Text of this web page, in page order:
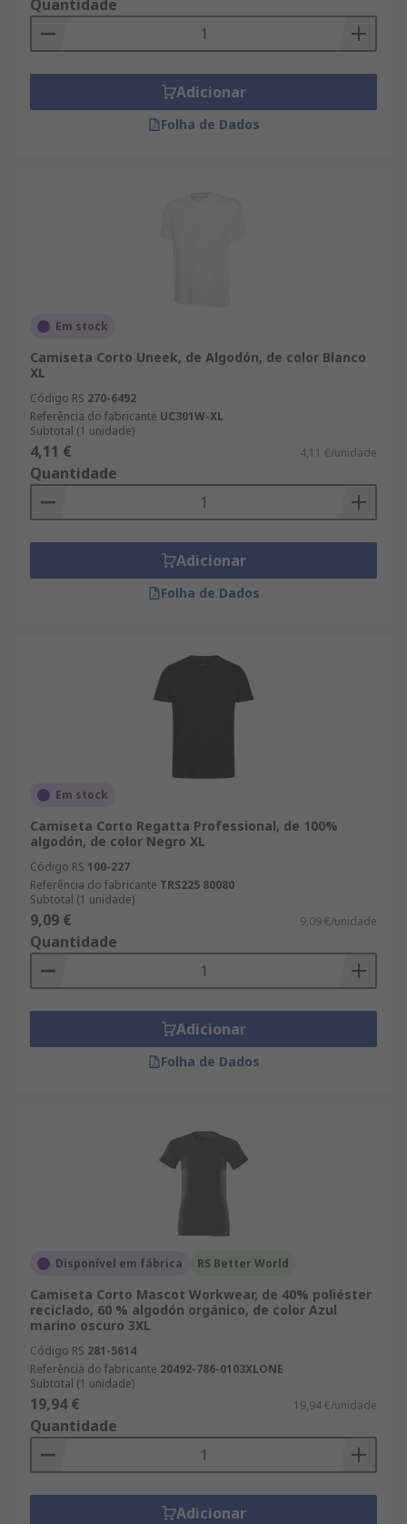
Quantidade
Adicionar
Folha de Dados
Em stock
Camiseta Corto Uneek, de Algodón, de color Blanco
XL
Código RS 270-6492
Referência do fabricante UC301W-XL
Subtotal (1 unidade)
4,11 € 4,11 €/unidade
Quantidade
Adicionar
Folha de Dados
Em stock
Camiseta Corto Regatta Professional, de 100%
algodón, de color Negro XL
Código RS 100-227
Referência do fabricante TRS225 80080
Subtotal (1 unidade)
9,09 € 9,09 €/unidade
Quantidade
Adicionar
Folha de Dados
Disponível em fábrica RS Better World
Camiseta Corto Mascot Workwear, de 40% poliéster
reciclado, 60 % algodón orgánico, de color Azul
marino oscuro 3XL
Código RS 281-5614
Referência do fabricante 20492-786-0103XLONE
Subtotal (1 unidade)
19,94 € 19,94 €/unidade
Quantidade
Adicionar